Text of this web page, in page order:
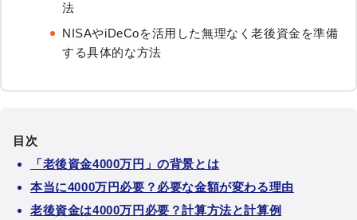
法
NISAやiDeCoを活用した無理なく老後資金を準備
する具体的な方法
目次
「老後資金4000万円」の背景とは
本当に4000万円必要？必要な金額が変わる理由
老後資金は4000万円必要？計算方法と計算例